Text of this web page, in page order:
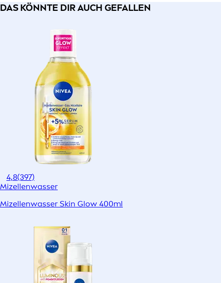
DAS KÖNNTE DIR AUCH GEFALLEN
4,8(397)
Mizellenwasser
Mizellenwasser Skin Glow 400ml